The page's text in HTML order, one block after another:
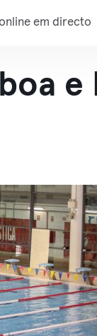
em directo
e